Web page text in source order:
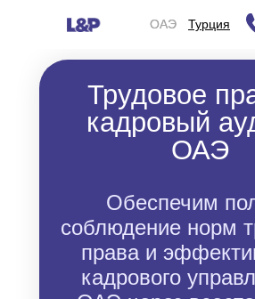
ОАЭ
ОАЭ Турция
Трудовое
кадровый
ОАЭ
Обеспечим
соблюдение норм
права и
кадрового